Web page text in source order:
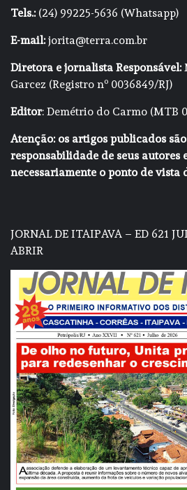
Tels.:(24) 99225-5636 (Whatsapp)
E-mail:jorita@terra.com.br
Diretora e jornalista Responsável:
Garcez (Registro nº 0036849/RJ)
Editor: Demétrio do Carmo (MTB
Atenção: os artigos publicados
responsabilidade de seus autores
necessariamente o ponto de vista
JORNAL DE ITAIPAVA – ED 621
ABRIR